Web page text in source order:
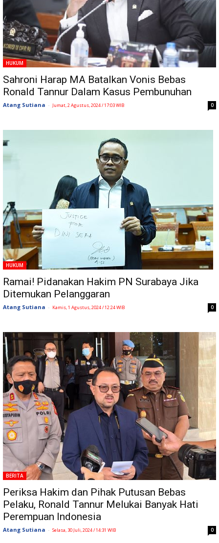
HUKUM
Sahroni Harap MA Batalkan Vonis Bebas
Ronald Tannur Dalam Kasus Pembunuhan
Atang Sutiana - Jumat, 2 Agustus, 2024 / 17:03 WIB 0
HUKUM
Ramai! Pidanakan Hakim PN Surabaya Jika
Ditemukan Pelanggaran
Atang Sutiana - Kamis, 1 Agustus, 2024 / 12:24 WIB 0
BERITA
Periksa Hakim dan Pihak Putusan Bebas
Pelaku, Ronald Tannur Melukai Banyak Hati
Perempuan Indonesia
Atang Sutiana - Selasa, 30 Juli, 2024 / 14:31 WIB 0